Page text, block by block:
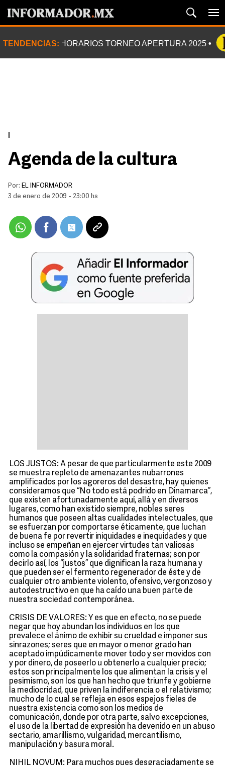
TENDENCIAS: HORARIOS TORNEO APERTURA 2025
Agenda de la cultura
Por: EL INFORMADOR
3 de enero de 2009 - 23:00 hs
LOS JUSTOS: A pesar de que particularmente este 2009
se muestra repleto de amenazantes nubarrones
amplificados por los agoreros del desastre, hay quienes
consideramos que “No todo está podrido en Dinamarca”,
que existen afortunadamente aquí, allá y en diversos
lugares, como han existido siempre, nobles seres
humanos que poseen altas cualidades intelectuales, que
se esfuerzan por comportarse éticamente, que luchan
de buena fe por revertir iniquidades e inequidades y que
incluso se empeñan en ejercer virtudes tan valiosas
como la compasión y la solidaridad fraternas; son por
decirlo así, los “justos” que dignifican la raza humana y
que pueden ser el fermento regenerador de éste y de
cualquier otro ambiente violento, ofensivo, vergonzoso y
autodestructivo en que ha caído una buen parte de
nuestra sociedad contemporánea.
CRISIS DE VALORES: Y es que en efecto, no se puede
negar que hoy abundan los individuos en los que
prevalece el ánimo de exhibir su crueldad e imponer sus
sinrazones; seres que en mayor o menor grado han
aceptado impúdicamente mover todo y ser movidos con
y por dinero, de poseerlo u obtenerlo a cualquier precio;
estos son principalmente los que alimentan la crisis y el
pesimismo, son los que han hecho que triunfe y gobierne
la mediocridad, que priven la indiferencia o el relativismo;
mucho de lo cual se refleja en esos espejos fieles de
nuestra existencia como son los medios de
comunicación, donde por otra parte, salvo excepciones,
el uso de la libertad de expresión ha devenido en un abuso
sectario, amarillismo, vulgaridad, mercantilismo,
manipulación y basura moral.
NIHIL NOVUM: Para muchos pues desgraciadamente se